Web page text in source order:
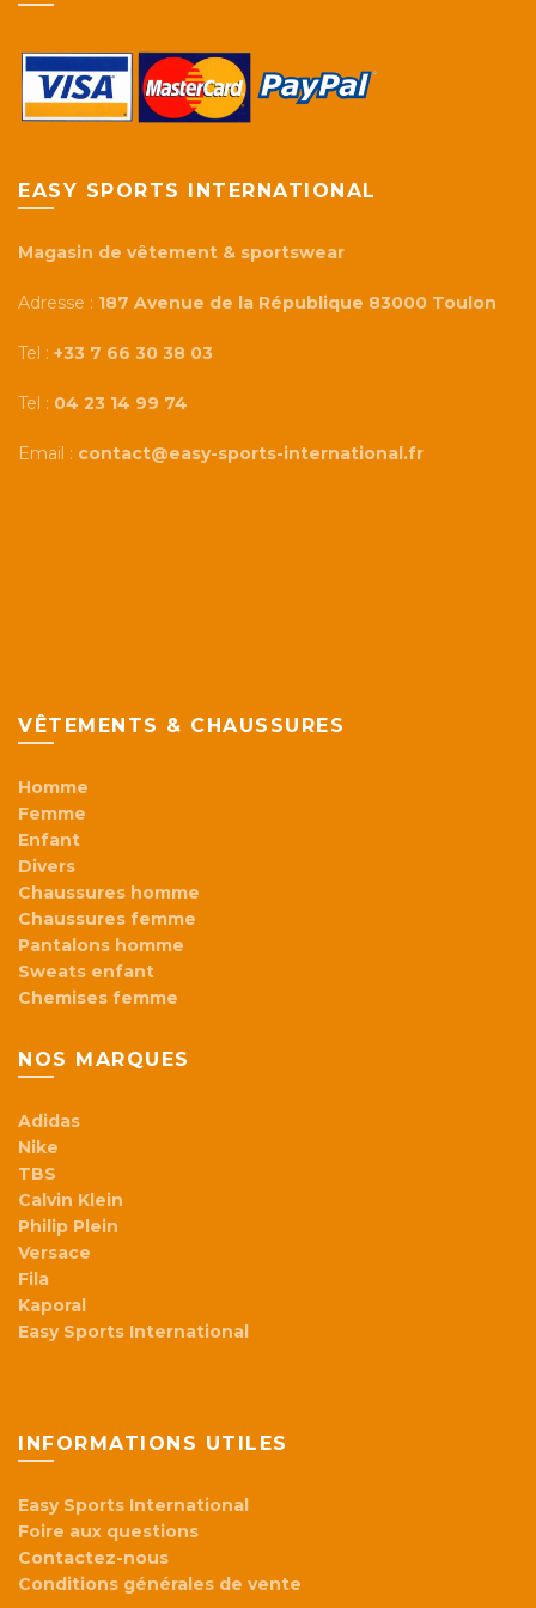
EASY SPORTS INTERNATIONAL
Magasin de vêtement & sportswear
Adresse : 187 Avenue de la République 83000 Toulon
Tel : +33 7 66 30 38 03
Tel : 04 23 14 99 74
Email : contact@easy-sports-international.fr
VÊTEMENTS & CHAUSSURES
Homme
Femme
Enfant
Divers
Chaussures homme
Chaussures femme
Pantalons homme
Sweats enfant
Chemises femme
NOS MARQUES
Adidas
Nike
TBS
Calvin Klein
Philip Plein
Versace
Fila
Kaporal
Easy Sports International
INFORMATIONS UTILES
Easy Sports International
Foire aux questions
Contactez-nous
Conditions générales de vente